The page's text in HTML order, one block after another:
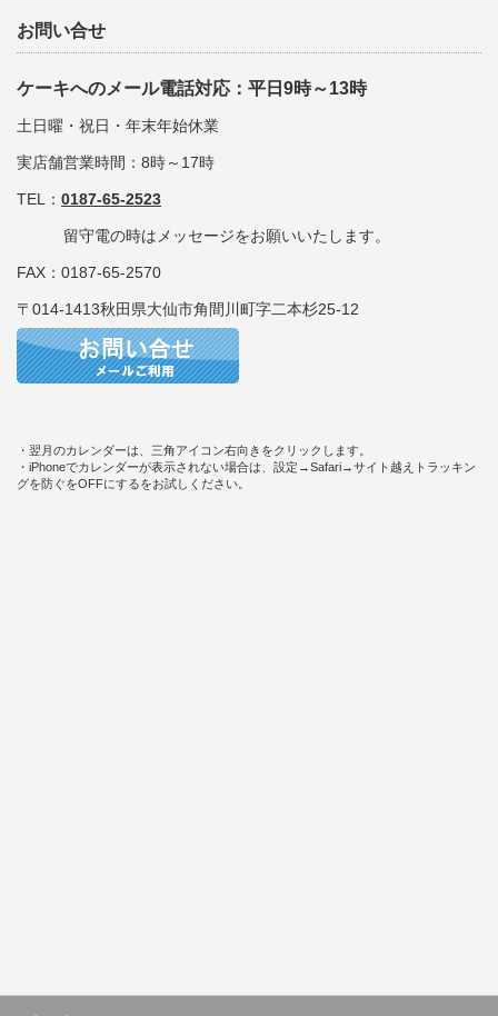
お問い合せ
ケーキへのメール電話対応：平日9時～13時
土日曜・祝日・年末年始休業
実店舗営業時間：8時～17時
TEL： 0187-65-2523
留守電の時はメッセージをお願いいたします。
FAX：0187-65-2570
〒014-1413秋田県大仙市角間川町字二本杉25-12
・翌月のカレンダーは、三角アイコン右向きをクリックします。
・iPhoneでカレンダーが表示されない場合は、設定→Safari→サイト越えトラッキン
グを防ぐをOFFにするをお試しください。